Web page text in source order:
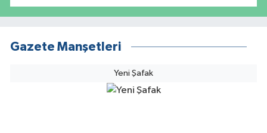
Gazete Manşetleri
Yeni Şafak